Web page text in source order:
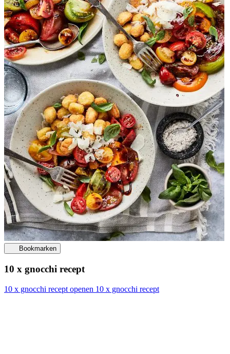
Bookmarken
10 x gnocchi recept
10 x gnocchi recept openen 10 x gnocchi recept